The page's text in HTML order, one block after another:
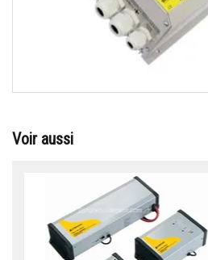
Voir aussi